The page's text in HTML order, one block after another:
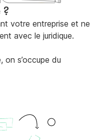
votre entreprise et ne
avec le juridique.
on s’occupe du